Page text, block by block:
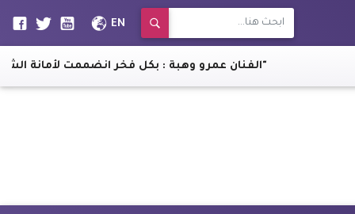
EN
الفنان عمرو وهبة : بكل فخر انضممت لأمانة الشباب